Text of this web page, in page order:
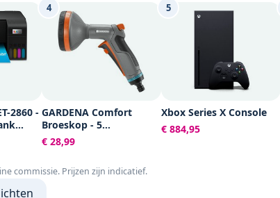
2860 -
4
GARDENA Comfort
Broeskop - 5
Straalsoorten - Grijs
€ 28,99
5
Xbox Series X Console
€ 884,95
commissie. Prijzen zijn indicatief.